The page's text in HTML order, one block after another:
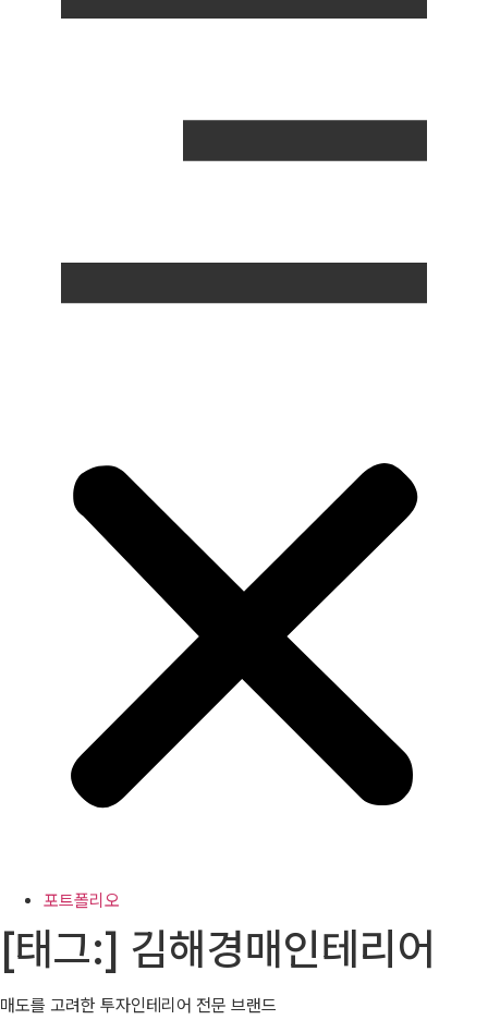
포트폴리오
[태그:] 김해경매인테리어
매도를 고려한 투자인테리어 전문 브랜드